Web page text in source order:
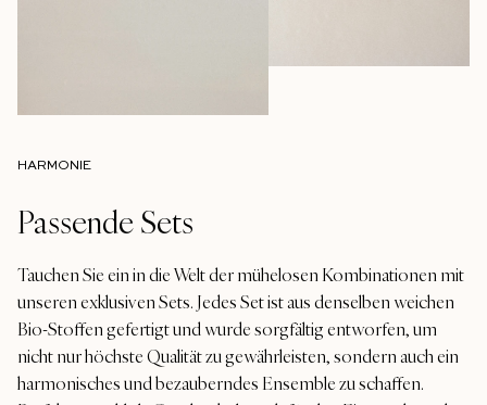
HARMONIE
Passende Sets
Tauchen Sie ein in die Welt der mühelosen Kombinationen mit
unseren exklusiven Sets. Jedes Set ist aus denselben weichen
Bio-Stoffen gefertigt und wurde sorgfältig entworfen, um
nicht nur höchste Qualität zu gewährleisten, sondern auch ein
harmonisches und bezauberndes Ensemble zu schaffen.